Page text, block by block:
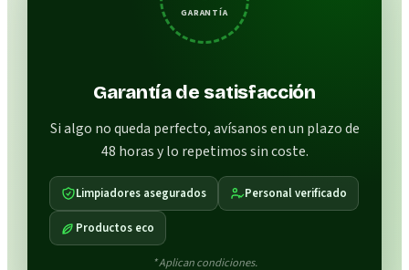
GARANTÍA
Garantía de satisfacción
Si algo no queda perfecto, avísanos en un plazo de
48 horas y lo repetimos sin coste.
Limpiadores asegurados Personal verificado
Productos eco
* Aplican condiciones.